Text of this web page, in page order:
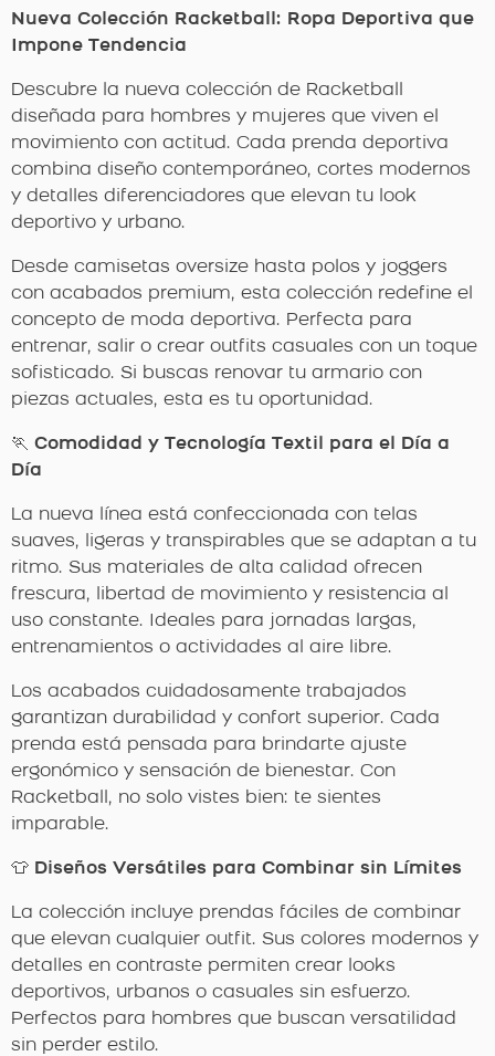
Nueva Colección Racketball: Ropa Deportiva que
Impone Tendencia
Descubre la nueva colección de Racketball
diseñada para hombres y mujeres que viven el
movimiento con actitud. Cada prenda deportiva
combina diseño contemporáneo, cortes modernos
y detalles diferenciadores que elevan tu look
deportivo y urbano.
Desde camisetas oversize hasta polos y joggers
con acabados premium, esta colección redefine el
concepto de moda deportiva. Perfecta para
entrenar, salir o crear outfits casuales con un toque
sofisticado. Si buscas renovar tu armario con
piezas actuales, esta es tu oportunidad.
🏃 Comodidad y Tecnología Textil para el Día a
Día
La nueva línea está confeccionada con telas
suaves, ligeras y transpirables que se adaptan a tu
ritmo. Sus materiales de alta calidad ofrecen
frescura, libertad de movimiento y resistencia al
uso constante. Ideales para jornadas largas,
entrenamientos o actividades al aire libre.
Los acabados cuidadosamente trabajados
garantizan durabilidad y confort superior. Cada
prenda está pensada para brindarte ajuste
ergonómico y sensación de bienestar. Con
Racketball, no solo vistes bien: te sientes
imparable.
👕 Diseños Versátiles para Combinar sin Límites
La colección incluye prendas fáciles de combinar
que elevan cualquier outfit. Sus colores modernos y
detalles en contraste permiten crear looks
deportivos, urbanos o casuales sin esfuerzo.
Perfectos para hombres que buscan versatilidad
sin perder estilo.